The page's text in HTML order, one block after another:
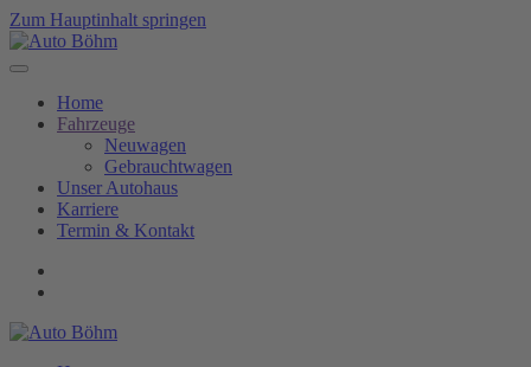
Zum Hauptinhalt springen
Home
Fahrzeuge
Neuwagen
Gebrauchtwagen
Unser Autohaus
Karriere
Termin & Kontakt